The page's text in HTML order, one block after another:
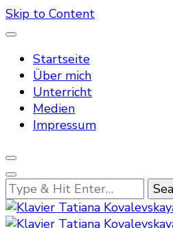
Skip to Content
Startseite
Über mich
Unterricht
Medien
Impressum
Looking
for
Something?